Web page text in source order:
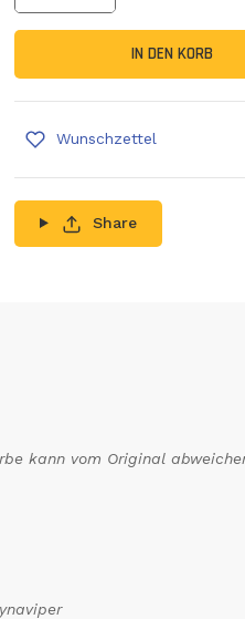
Menge erhöhen
IN DEN KORB
Wunschzettel
Share
kann vom Original